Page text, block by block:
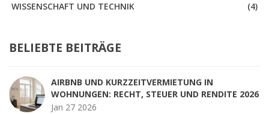
WISSENSCHAFT UND TECHNIK
(4)
BELIEBTE BEITRÄGE
AIRBNB UND KURZZEITVERMIETUNG IN
WOHNUNGEN: RECHT, STEUER UND RENDITE 2026
Jan 27 2026